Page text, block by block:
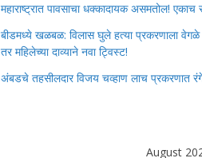
महाराष्ट्रात पावसाचा धक्कादायक असमतोल!
बीडमध्ये खळबळ: विलास घुले हत्या प्रकरणाला
तर महिलेच्या दाव्याने नवा ट्विस्ट!
अंबडचे तहसीलदार विजय चव्हाण लाच प्रकरणात
August